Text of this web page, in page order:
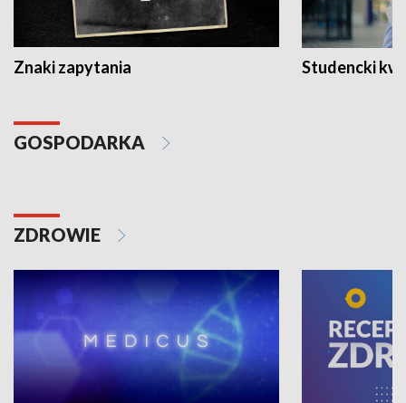
Znaki zapytania Studencki
GOSPODARKA
ZDROWIE